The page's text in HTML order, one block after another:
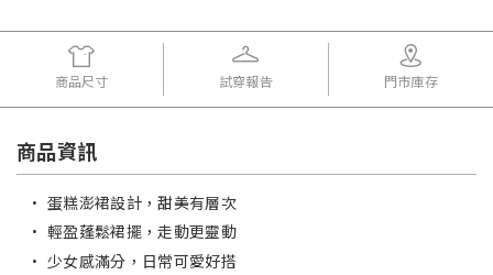
商品尺寸 試穿報告 門市庫存
商品資訊
• 蛋糕澎裙設計，甜美有層次
• 輕盈蓬鬆裙擺，走動更靈動
• 少女感滿分，日常可愛好搭